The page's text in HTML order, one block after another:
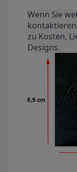
Wenn Sie
zu Kosten,
Designs.